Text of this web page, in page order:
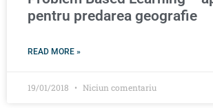
pentru predarea geografie
READ MORE »
19/01/2018 Niciun comentariu